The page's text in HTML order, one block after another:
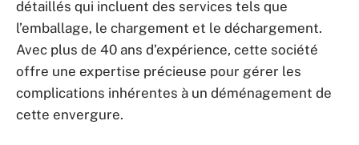
détaillés qui incluent des services tels que
l’emballage, le chargement et le déchargement.
Avec plus de 40 ans d’expérience, cette société
offre une expertise précieuse pour gérer les
complications inhérentes à un déménagement de
cette envergure.